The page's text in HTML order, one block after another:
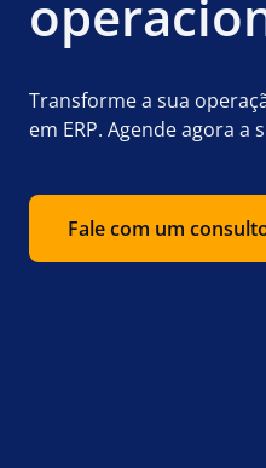
Transforme a sua
em ERP. Agende agora a
Fale com um